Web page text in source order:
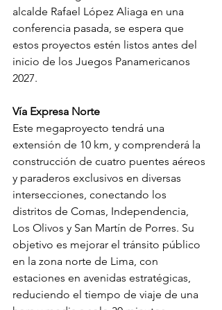
alcalde Rafael López Aliaga en una
conferencia pasada, se espera que
estos proyectos estén listos antes del
inicio de los Juegos Panamericanos
2027.
Vía Expresa Norte
Este megaproyecto tendrá una
extensión de 10 km, y comprenderá la
construcción de cuatro puentes aéreos
y paraderos exclusivos en diversas
intersecciones, conectando los
distritos de Comas, Independencia,
Los Olivos y San Martín de Porres. Su
objetivo es mejorar el tránsito público
en la zona norte de Lima, con
estaciones en avenidas estratégicas,
reduciendo el tiempo de viaje de una